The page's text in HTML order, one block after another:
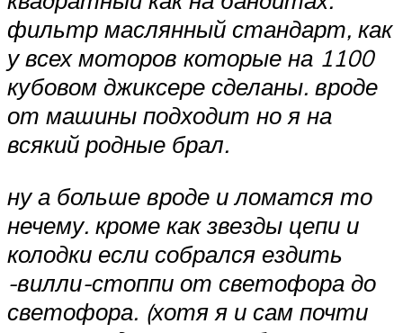
фильтр маслянный стандарт, как
у всех моторов которые на 1100
кубовом джиксере сделаны. вроде
от машины подходит но я на
всякий родные брал.
ну а больше вроде и ломатся то
нечему. кроме как звезды цепи и
колодки если собрался ездить
-вилли-стоппи от светофора до
светофора. (хотя я и сам почти